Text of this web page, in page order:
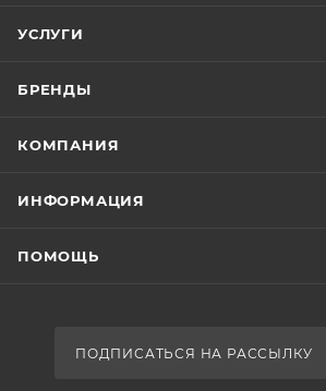
УСЛУГИ
БРЕНДЫ
КОМПАНИЯ
ИНФОРМАЦИЯ
ПОМОЩЬ
ПОДПИСАТЬСЯ НА РАССЫЛКУ